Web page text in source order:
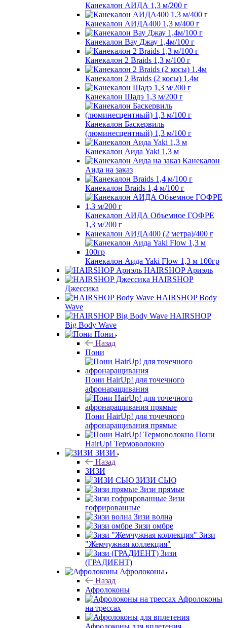
Канекалон АИДА 1,3 м/200 г
Канекалон АИДА400 1,3 м/400 г
Канекалон Вау Джау 1,4м/100 г
Канекалон 2 Braids 1,3 м/100 г
Канекалон 2 Braids (2 косы) 1.4м
Канекалон Шадэ 1,3 м/200 г
Канекалон Баскервиль
(люминесцентный) 1,3 м/100 г
Канекалон Аида Yaki 1,3 м
Канекалон
Аида на заказ
Канекалон Braids 1,4 м/100 г
Канекалон АИДА Объемное ГОФРЕ
1,3 м/200 г
Канекалон АИДА400 (2 метра)/400 г
Канекалон Аида Yaki Flow 1,3 м 100гр
HAIRSHOP Ариэль
HAIRSHOP
Джессика
HAIRSHOP Body
Wave
HAIRSHOP
Big Body Wave
Пони
Назад
Пони
Пони HairUp! для точечного
афронаращивания
Пони HairUp! для точечного
афронаращивания прямые
Пони
HairUp! Термоволокно
ЗИЗИ
Назад
ЗИЗИ
ЗИЗИ СЬЮ
Зизи прямые
Зизи
гофрированные
Зизи волна
Зизи омбре
Зизи
"Жемчужная коллекция"
Зизи
(ГРАДИЕНТ)
Афролоконы
Назад
Афролоконы
Афролоконы
на трессах
Афролоконы для вплетения